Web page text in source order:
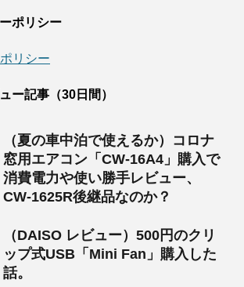
ポリシー
リシー
ー記事（30日間）
（夏の車中泊で使えるか）コロナ
窓用エアコン「CW-16A4」購入で
消費電力や使い勝手レビュー、
CW-1625R後継品なのか？
（DAISO レビュー）500円のクリ
ップ式USB「Mini Fan」購入した
話。